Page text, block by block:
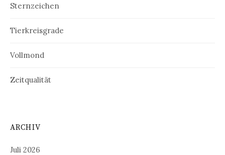
Sternzeichen
Tierkreisgrade
Vollmond
Zeitqualität
ARCHIV
Juli 2026